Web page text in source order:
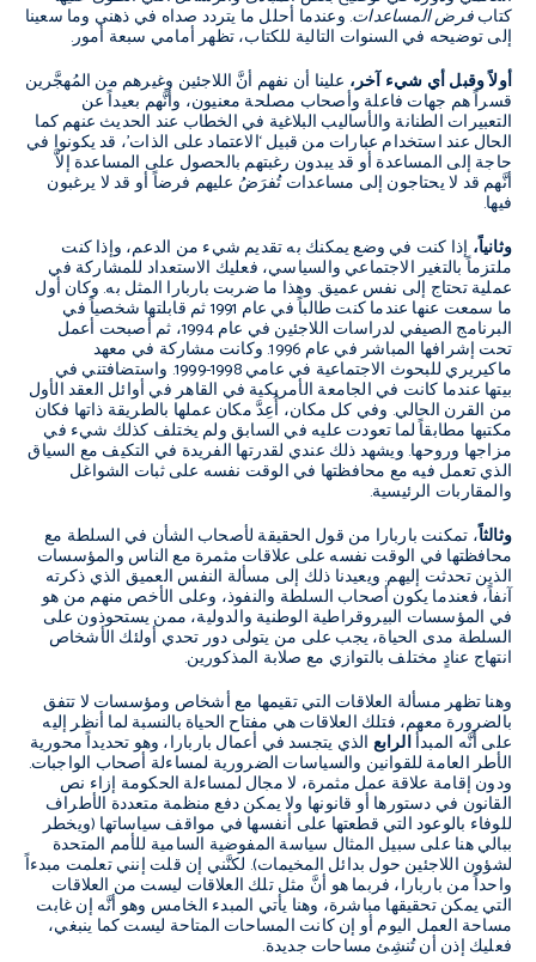
كتابفرض المساعدات. وعندما أحلل ما يتردد صداه في ذهني وما سعينا
إلى توضيحه في السنوات التالية للكتاب، تظهر أمامي سبعة أمور.
أولاً وقبل أي شيء آخر، علينا أن نفهم أنَّ اللاجئين وغيرهم من المُهجَّرين
قسراً هم جهات فاعلة وأصحاب مصلحة معنيون، وأنَّهم بعيداً عن
التعبيرات الطنانة والأساليب البلاغية في الخطاب عند الحديث عنهم كما
الحال عند استخدام عبارات من قبيل‘الاعتماد على الذات’، قد يكونوا في
حاجة إلى المساعدة أو قد يبدون رغبتهم بالحصول على المساعدة إلاَّ
أنَّهم قد لا يحتاجون إلى مساعدات تُفرَضُ عليهم فرضاً أو قد لا يرغبون
فيها.
وثانياً،إذا كنت في وضع يمكنك به تقديم شيء من الدعم، وإذا كنت
ملتزماً بالتغير الاجتماعي والسياسي، فعليك الاستعداد للمشاركة في
عملية تحتاج إلى نفس عميق. وهذا ما ضربت باربارا المثل به. وكان أول
ما سمعت عنها عندما كنت طالباً في عام 1991ثم قابلتها شخصياً في
البرنامج الصيفي لدراسات اللاجئين في عام1994، ثم أصبحت أعمل
تحت إشرافها المباشر في عام 1996. وكانت مشاركة في معهد
ماكيريري للبحوث الاجتماعية في عامي1998-1999. واستضافتني في
بيتها عندما كانت في الجامعة الأمريكية في القاهر في أوائل العقد الأول
من القرن الحالي. وفي كل مكان، أُعِدَّ مكان عملها بالطريقة ذاتها فكان
مكتبها مطابقاً لما تعودت عليه في السابق ولم يختلف كذلك شيء في
مزاجها وروحها. ويشهد ذلك عندي لقدرتها الفريدة في التكيف مع السياق
الذي تعمل فيه مع محافظتها في الوقت نفسه على ثبات الشواغل
والمقاربات الرئيسية.
وثالثاً، تمكنت باربارا من قول الحقيقة لأصحاب الشأن في السلطة مع
محافظتها في الوقت نفسه على علاقات مثمرة مع الناس والمؤسسات
الذين تحدثت إليهم. ويعيدنا ذلك إلى مسألة النفس العميق الذي ذكرته
آنفاً، فعندما يكون أصحاب السلطة والنفوذ، وعلى الأخص منهم من هو
في المؤسسات البيروقراطية الوطنية والدولية، ممن يستحوذون على
السلطة مدى الحياة، يجب على من يتولى دور تحدي أولئك الأشخاص
انتهاج عنادٍ مختلف بالتوازي مع صلابة المذكورين.
وهنا تظهر مسألة العلاقات التي تقيمها مع أشخاص ومؤسسات لا تتفق
بالضرورة معهم، فتلك العلاقات هي مفتاح الحياة بالنسبة لما أنظر إليه
على أنَّه المبدأالرابع الذي يتجسد في أعمال باربارا، وهو تحديداً محورية
الأطر العامة للقوانين والسياسات الضرورية لمساءلة أصحاب الواجبات.
ودون إقامة علاقة عمل مثمرة، لا مجال لمساءلة الحكومة إزاء نص
القانون في دستورها أو قانونها ولا يمكن دفع منظمة متعددة الأطراف
للوفاء بالوعود التي قطعتها على أنفسها في مواقف سياساتها (ويخطر
ببالي هنا على سبيل المثال سياسة المفوضية السامية للأمم المتحدة
لشؤون اللاجئين حول بدائل المخيمات). لكنَّني إن قلت إنني تعلمت مبدءاً
واحداً من باربارا، فربما هو أنَّ مثل تلك العلاقات ليست من العلاقات
التي يمكن تحقيقها مباشرة، وهنا يأتي المبدء الخامس وهو أنَّه إن غابت
مساحة العمل اليوم أو إن كانت المساحات المتاحة ليست كما ينبغي،
فعليك إذن أن تُنشِئ مساحات جديدة.